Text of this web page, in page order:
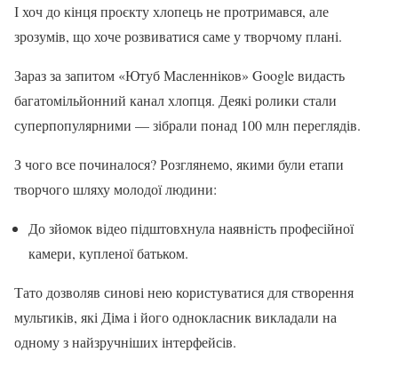
І хоч до кінця проєкту хлопець не протримався, але
зрозумів, що хоче розвиватися саме у творчому плані.
Зараз за запитом «Ютуб Масленніков» Google видасть
багатомільйонний канал хлопця. Деякі ролики стали
суперпопулярними — зібрали понад 100 млн переглядів.
З чого все починалося? Розглянемо, якими були етапи
творчого шляху молодої людини:
До зйомок відео підштовхнула наявність професійної
камери, купленої батьком.
Тато дозволяв синові нею користуватися для створення
мультиків, які Діма і його однокласник викладали на
одному з найзручніших інтерфейсів.